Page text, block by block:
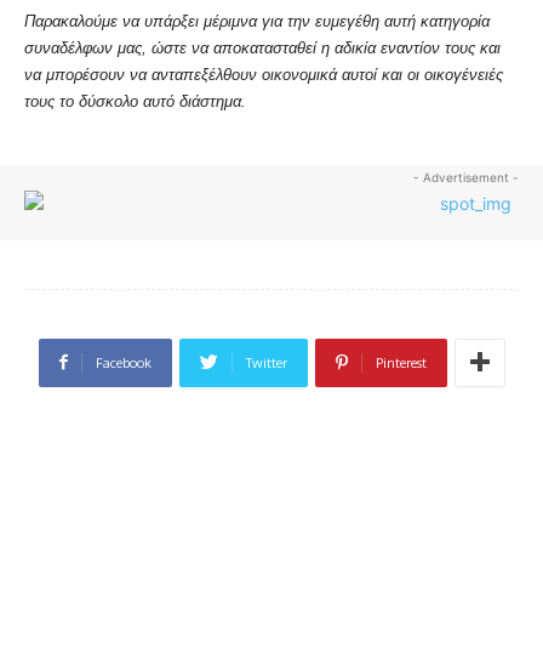
Παρακαλούμε να υπάρξει μέριμνα για την ευμεγέθη αυτή κατηγορία
συναδέλφων μας, ώστε να αποκατασταθεί η αδικία εναντίον τους και
να μπορέσουν να ανταπεξέλθουν οικονομικά αυτοί και οι οικογένειές
τους το δύσκολο αυτό διάστημα.
- Advertisement -
Facebook Twitter Pinterest